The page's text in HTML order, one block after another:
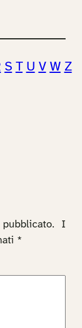
S T U V W Z
I
*